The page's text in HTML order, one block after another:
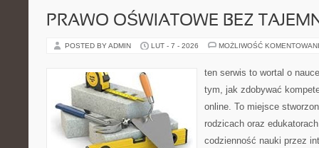
PRAWO OŚWIATOWE BEZ
POSTED BY ADMIN LUT - 7 - 2026 MOŻLIWOŚĆ
ten serwis to wortal o
tym, jak zdobywać
online. To miejsce
rodzicach oraz
codzienność nauki przez